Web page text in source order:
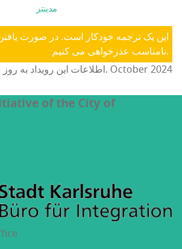
مدینتز
این یک ترجمه خودکار است. در صورت
نامناسب عذرخواهی می کنیم.
اطلاعات این رویداد به روز شد: 31. October 2024
of the City of